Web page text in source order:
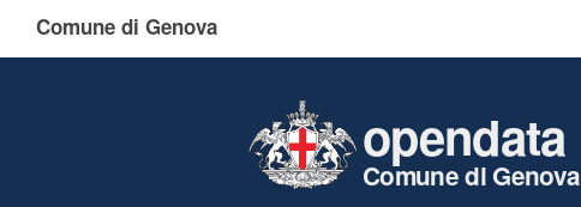
Comune di Genova
opendata
Comune di Genova